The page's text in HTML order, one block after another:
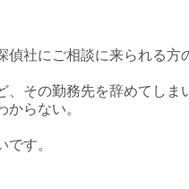
偵社にご相談に来られる方
、その勤務先を辞めてしま
からない。
です。